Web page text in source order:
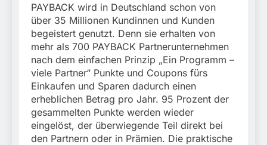
PAYBACK wird in Deutschland schon von
über 35 Millionen Kundinnen und Kunden
begeistert genutzt. Denn sie erhalten von
mehr als 700 PAYBACK Partnerunternehmen
nach dem einfachen Prinzip „Ein Programm –
viele Partner“ Punkte und Coupons fürs
Einkaufen und Sparen dadurch einen
erheblichen Betrag pro Jahr. 95 Prozent der
gesammelten Punkte werden wieder
eingelöst, der überwiegende Teil direkt bei
den Partnern oder in Prämien. Die praktische